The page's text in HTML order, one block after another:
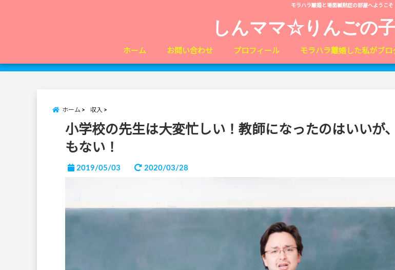
モラハラ離婚と場面緘黙症の部屋へようこそ
しんママ☆りんごの
ホーム お問い合わせ プロフィール モラハラ離婚した私がブ
ホーム 収入
小学校の先生は大変忙しい！教師になったのはいいが
もない！
2019/05/03 2020/03/28